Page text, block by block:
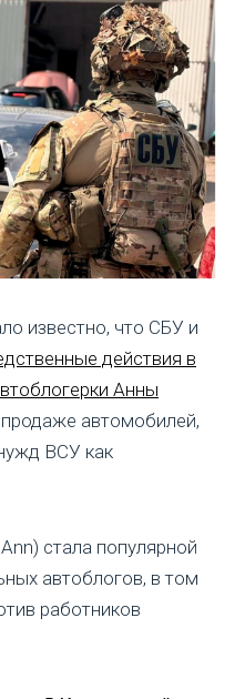
известно, что СБУ и
действия в
Анны
автомобилей,
ВСУ как
стала популярной
автоблогов, в том
работников